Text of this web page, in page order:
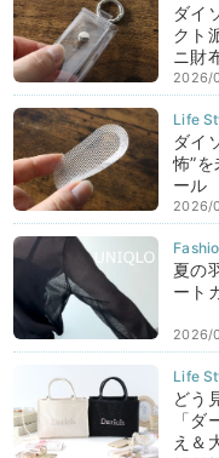
ダイ
クト
ニ財
2026/
ダイ
怖”
ール
2026/
夏の
ート
2026/
どう
「
え＆